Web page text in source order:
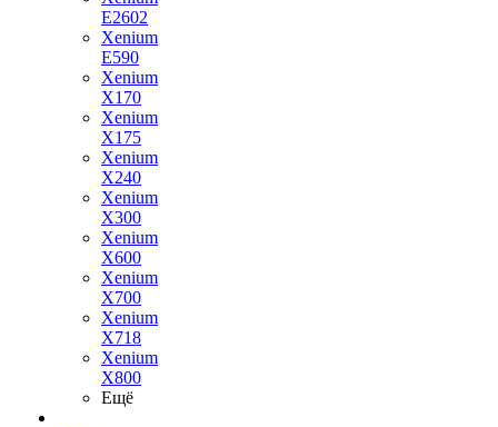
E2602
Xenium
E590
Xenium
X170
Xenium
X175
Xenium
X240
Xenium
X300
Xenium
X600
Xenium
X700
Xenium
X718
Xenium
X800
Ещё